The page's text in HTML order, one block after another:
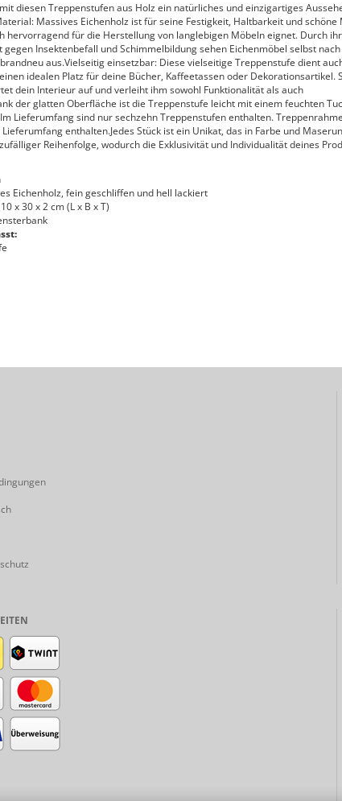
diesen Treppenstufen aus Holz ein natürliches und einzigartiges
Massives Eichenholz ist für seine Festigkeit, Haltbarkeit und schöne
hervorragend für die Herstellung von langlebigen Möbeln eignet. Durch
Insektenbefall und Schimmelbildung sehen Eichenmöbel selbst nach
aus.Vielseitig einsetzbar: Diese vielseitige Treppenstufe dient
idealen Platz für deine Bücher, Kaffeetassen oder Dekorationsartikel.
dein Interieur auf und verleiht ihm sowohl Funktionalität als auch
der glatten Oberfläche ist die Treppenstufe leicht mit einem feuchten
Lieferumfang sind nur sechzehn Treppenstufen enthalten.
enthalten.Jedes Stück ist ein Unikat, das in Farbe und
Reihenfolge, wodurch die Exklusivität und Individualität deines
Eichenholz, fein geschliffen und hell lackiert
x 30 x 2 cm (L x B x T)